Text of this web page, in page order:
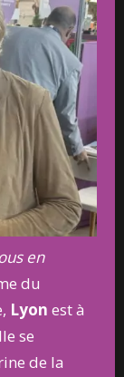
en
du
Lyon est à
se
de la